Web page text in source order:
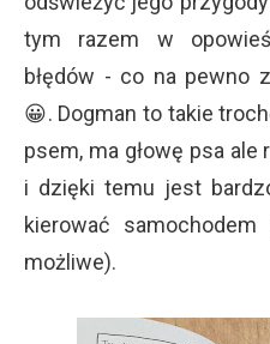
tym razem w
błędów - co na pewno
😀. Dogman to takie
psem, ma głowę psa ale
i dzięki temu jest
kierować
możliwe).